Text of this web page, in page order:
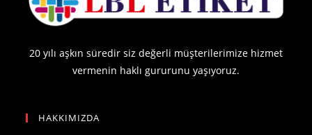
20 yılı aşkın süredir siz değerli müşterilerimize hizmet
vermenin haklı gururunu yaşıyoruz.
HAKKIMIZDA